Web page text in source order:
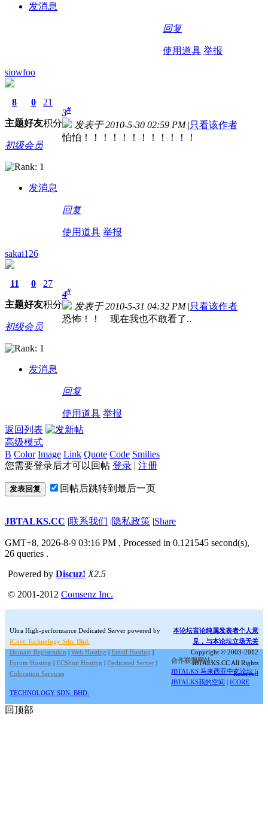
发消息
回复
使用道具 举报
siowfoo
8
主题
0
好友
21
积分
初级会员
发消息
3#
发表于 2010-5-30 02:59 PM |只看该作者
怕怕！！！！！！！！！！！！
回复
使用道具 举报
sakai126
11
主题
0
好友
27
积分
初级会员
发消息
4#
发表于 2010-5-31 04:32 PM |只看该作者
恐怖！！ 现在我也不敢看了..
回复
使用道具 举报
返回列表
高级模式
B Color Image Link Quote Code Smilies
您需要登录后才可以回帖 登录 | 注册
发表回复 回帖后跳转到最后一页
JBTALKS.CC |联系我们 |隐私政策 |Share
GMT+8, 2026-8-9 03:16 PM , Processed in 0.121545 second(s),
26 queries .
Powered by Discuz! X2.5
© 2001-2012 Comsenz Inc.
Ultra High-performance Dedicated Server powered by
iCore Technology Sdn. Bhd.
Domain Registration | Web Hosting | Email Hosting |
Forum Hosting | ECShop Hosting | Dedicated Server |
Colocation Services
本论坛言论纯属发表者个人意
见，与本论坛立场无关
Copyright © 2003-2012
JBTALKS.CC All Rights
Reserved
合作联盟网站:
JBTALKS 马来西亚中文论坛 |
JBTALKS我的空间 |ICORE
TECHNOLOGY SDN. BHD.
回顶部